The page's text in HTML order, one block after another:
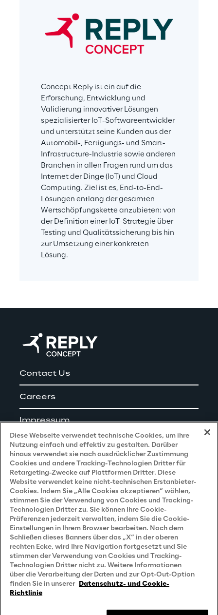
Concept Reply ist ein auf die
Erforschung, Entwicklung und
Validierung innovativer Lösungen
spezialisierter IoT-Softwareentwickler
und unterstützt seine Kunden aus der
Automobil-, Fertigungs- und Smart-
Infrastructure-Industrie sowie anderen
Branchen in allen Fragen rund um das
Internet der Dinge (IoT) und Cloud
Computing. Ziel ist es, End-to-End-
Lösungen entlang der gesamten
Wertschöpfungskette anzubieten: von
der Definition einer IoT-Strategie über
Testing und Qualitätssicherung bis hin
zur Umsetzung einer konkreten
Lösung.
Contact Us
Careers
Impressum
Privacy and Legal
Datenschutz- und Cookie Richtlinie
Datenschutzhinweis(Bewerber)
Datenschutzhinweis (Kunden)
Datenschutzhinweis(Dienstleister)
Datenschutzhinweis(Marketing)
Grundsatzerklärung - LKSG (Deutschland)
Diese Webseite verwendet technische Cookies, um ihre
Nutzung einfach und effektiv zu gestalten. Darüber
hinaus verwendet sie nach ausdrücklicher Zustimmung
Cookies und andere Tracking-Technologien Dritter für
Retargeting-Zwecke auf Plattformen Dritter. Diese
Website verwendet keine nicht-technischen Erstanbieter-
Cookies. Indem Sie „Alle Cookies akzeptieren“ wählen,
stimmen Sie der Verwendung von Cookies und Tracking-
Technologien Dritter zu. Sie können Ihre Cookie-
Präferenzen jederzeit verwalten, indem Sie die Cookie-
Einstellungen in Ihrem Browser bearbeiten. Nach dem
Schließen dieses Banners über das „X“ in der oberen
rechten Ecke, wird Ihre Navigation fortgesetzt und Sie
stimmen der Verwendung von Cookies und Tracking-
Technologien Dritter nicht zu. Weitere Informationen
über die Verarbeitung der Daten und zur Opt-Out-Option
finden Sie in unserer Datenschutz- und Cookie-
Richtlinie